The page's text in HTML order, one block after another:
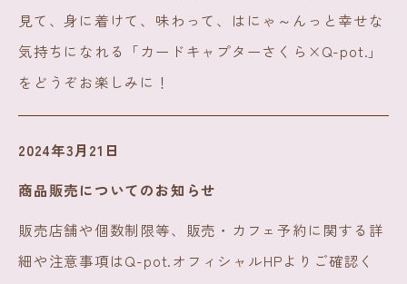
見て、身に着けて、味わって、はにゃ～んっと幸せな
気持ちになれる「カードキャプターさくら×Q-pot.」
をどうぞお楽しみに！
2024年3月21日
商品販売についてのお知らせ
販売店舗や個数制限等、販売・カフェ予約に関する詳
細や注意事項はQ-pot.オフィシャルHPよりご確認く